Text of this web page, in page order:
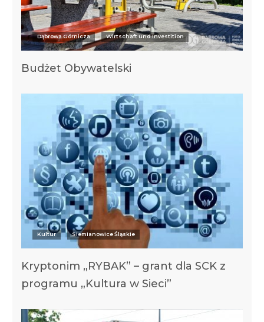
Dąbrowa Górnicza Wirtschaft und Investition
Budżet Obywatelski
Kultur Siemianowice Śląskie
Kryptonim „RYBAK” – grant dla SCK z
programu „Kultura w Sieci”